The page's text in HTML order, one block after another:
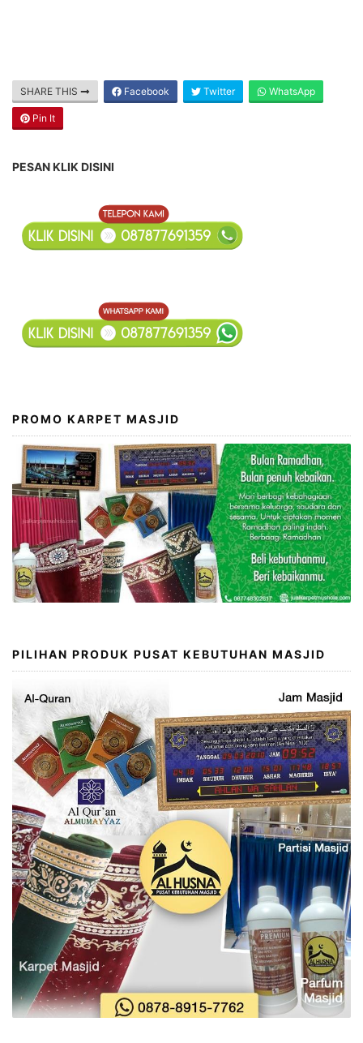
SHARE THIS Facebook Twitter WhatsApp
Pin It
PESAN KLIK DISINI
PROMO KARPET MASJID
PILIHAN PRODUK PUSAT KEBUTUHAN MASJID